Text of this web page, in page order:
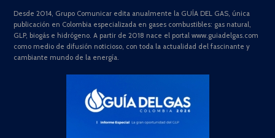
Desde 2014, Grupo Comunicar edita anualmente la GUÍA DEL GAS, única
publicación en Colombia especializada en gases combustibles: gas natural,
GLP, biogás e hidrógeno. A partir de 2018 nace el portal www.guiadelgas.com
como medio de difusión noticioso, con toda la actualidad del fascinante y
cambiante mundo de la energía.